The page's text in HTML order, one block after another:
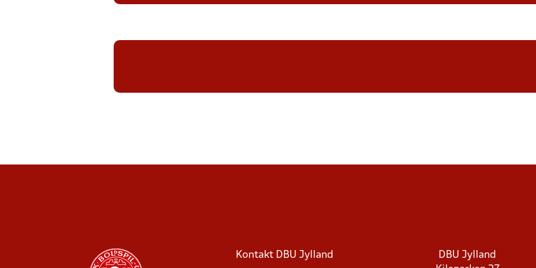
Kontakt DBU Jylland
DBU Jylland